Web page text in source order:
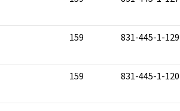
159 831-445-1-129
159 831-445-1-120